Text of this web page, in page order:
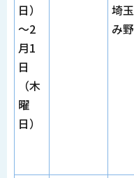
日）
～2
月1
日
（木
曜
日）
埼
み